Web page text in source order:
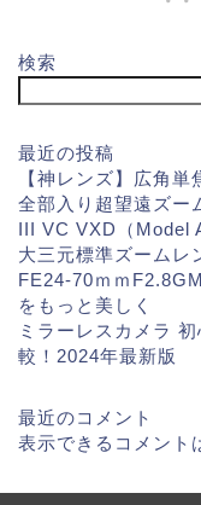
検索
最近の投稿
【神レンズ】広角単
全部入り超望遠ズ
III VC VXD（Model
大三元標準ズームレ
FE24-70ｍｍ
をもっと美しく
ミラーレスカメラ
較！2024年最新版
最近のコメント
表示できるコメント